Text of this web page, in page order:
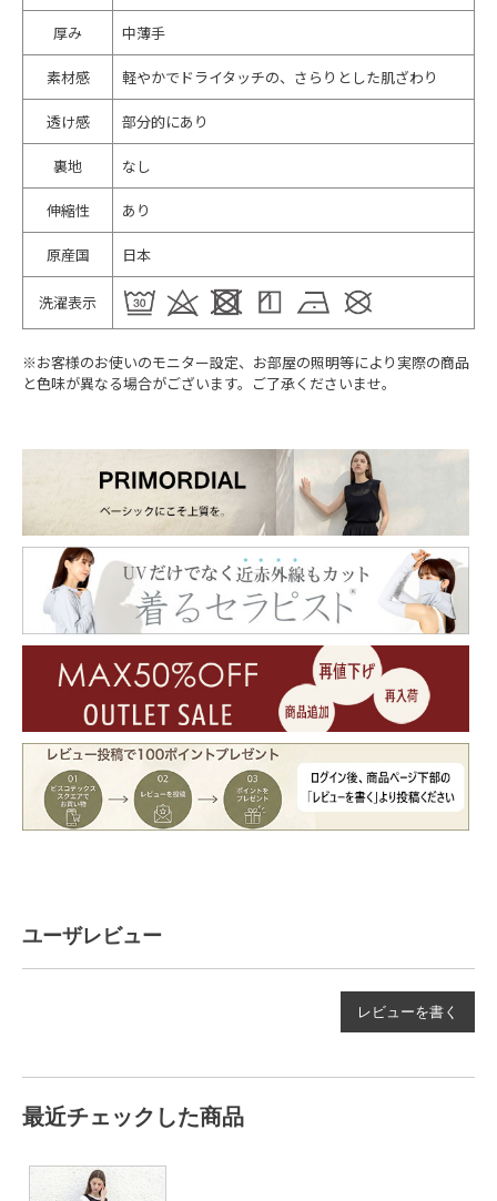
厚み 中薄手
素材感 軽やかでドライタッチの、さらりとした肌ざわり
透け感 部分的にあり
裏地 なし
伸縮性 あり
原産国 日本
洗濯表示
※お客様のお使いのモニター設定、お部屋の照明等により実際の商品
と色味が異なる場合がございます。ご了承くださいませ。
ユーザレビュー
レビューを書く
最近チェックした商品